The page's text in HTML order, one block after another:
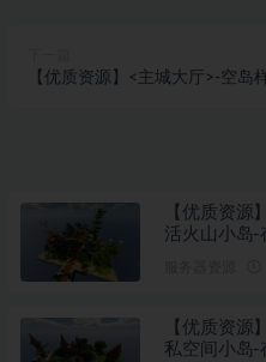
【优质资源】<主城大厅>-空岛
【优质资源
活火山小岛-
【优质资源
私空间小岛-